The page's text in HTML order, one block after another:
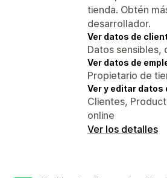
tienda. Obtén
desarrollador.
Ver datos de
Datos sensibles,
Ver datos de
Propietario de
Ver y editar datos
Clientes,
online
Ver los detalles